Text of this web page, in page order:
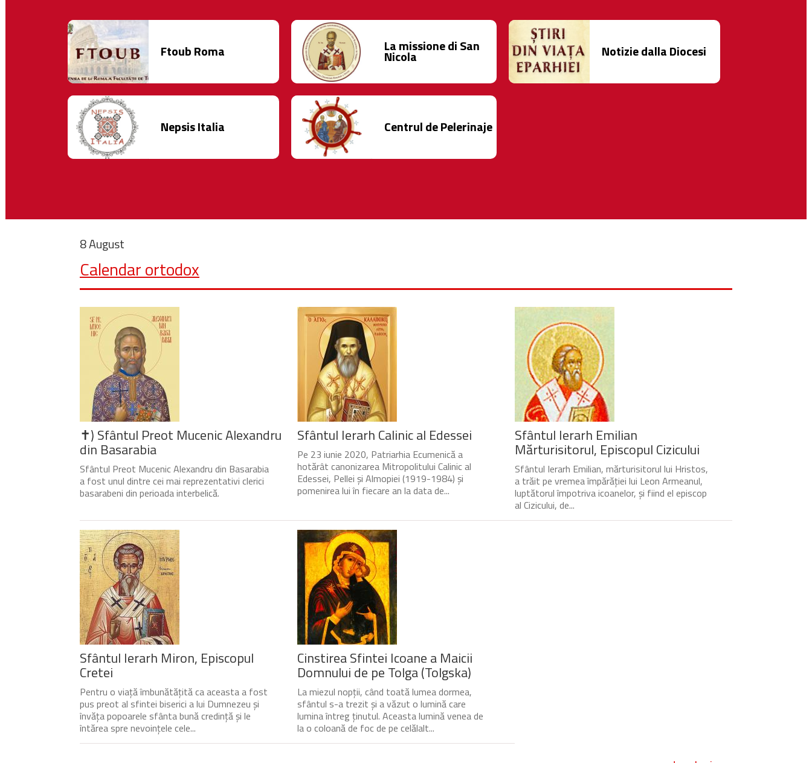
Ftoub Roma La missione di San
Nicola Notizie dalla Diocesi
Nepsis Italia Centrul de Pelerinaje
8 August
Calendar ortodox
✝) Sfântul Preot Mucenic Alexandru
din Basarabia
Sfântul Preot Mucenic Alexandru din Basarabia
a fost unul dintre cei mai reprezentativi clerici
basarabeni din perioada interbelică.
Sfântul Ierarh Calinic al Edessei
Pe 23 iunie 2020, Patriarhia Ecumenică a
hotărât canonizarea Mitropolitului Calinic al
Edessei, Pellei și Almopiei (1919-1984) și
pomenirea lui în fiecare an la data de...
Sfântul Ierarh Emilian
Mărturisitorul, Episcopul Cizicului
Sfântul Ierarh Emilian, mărturisitorul lui Hristos,
a trăit pe vremea împărăției lui Leon Armeanul,
luptătorul împotriva icoanelor, și fiind el episcop
al Cizicului, de...
Sfântul Ierarh Miron, Episcopul
Cretei
Pentru o viață îmbunătățită ca aceasta a fost
pus preot al sfintei biserici a lui Dumnezeu și
învăța popoarele sfânta bună credință și le
întărea spre nevoințele cele...
Cinstirea Sfintei Icoane a Maicii
Domnului de pe Tolga (Tolgska)
La miezul nopții, când toată lumea dormea,
sfântul s-a trezit și a văzut o lumină care
lumina întreg ținutul. Aceasta lumină venea de
la o coloană de foc de pe celălalt...